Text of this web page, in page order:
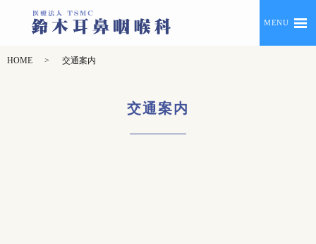
MENU
HOME 交通案内
交通案内